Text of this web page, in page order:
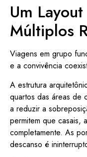
Um
Múltiplos
Viagens em grupo
e a convivência
A estrutura
quartos das áreas de
a reduzir a
permitem que casais,
completamente. As
descanso é